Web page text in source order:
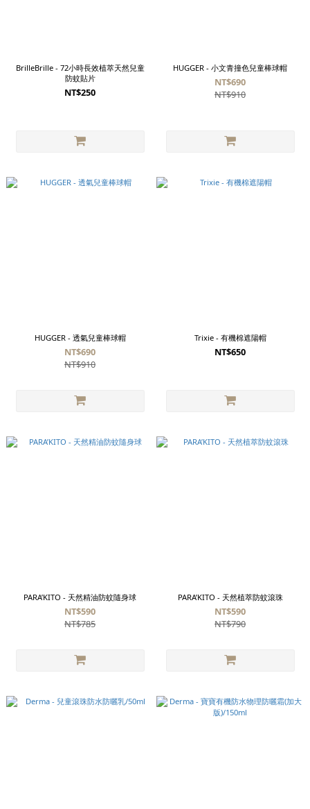
BrilleBrille - 72小時長效植萃天然兒童
防蚊貼片
NT$250
HUGGER - 小文青撞色兒童棒球帽
NT$690
NT$910
HUGGER - 透氣兒童棒球帽
NT$690
NT$910
Trixie - 有機棉遮陽帽
NT$650
PARA’KITO - 天然精油防蚊隨身球
NT$590
NT$785
PARA’KITO - 天然植萃防蚊滾珠
NT$590
NT$790